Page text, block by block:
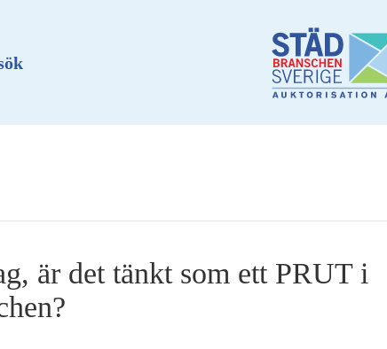
är det tänkt som ett PRUT i